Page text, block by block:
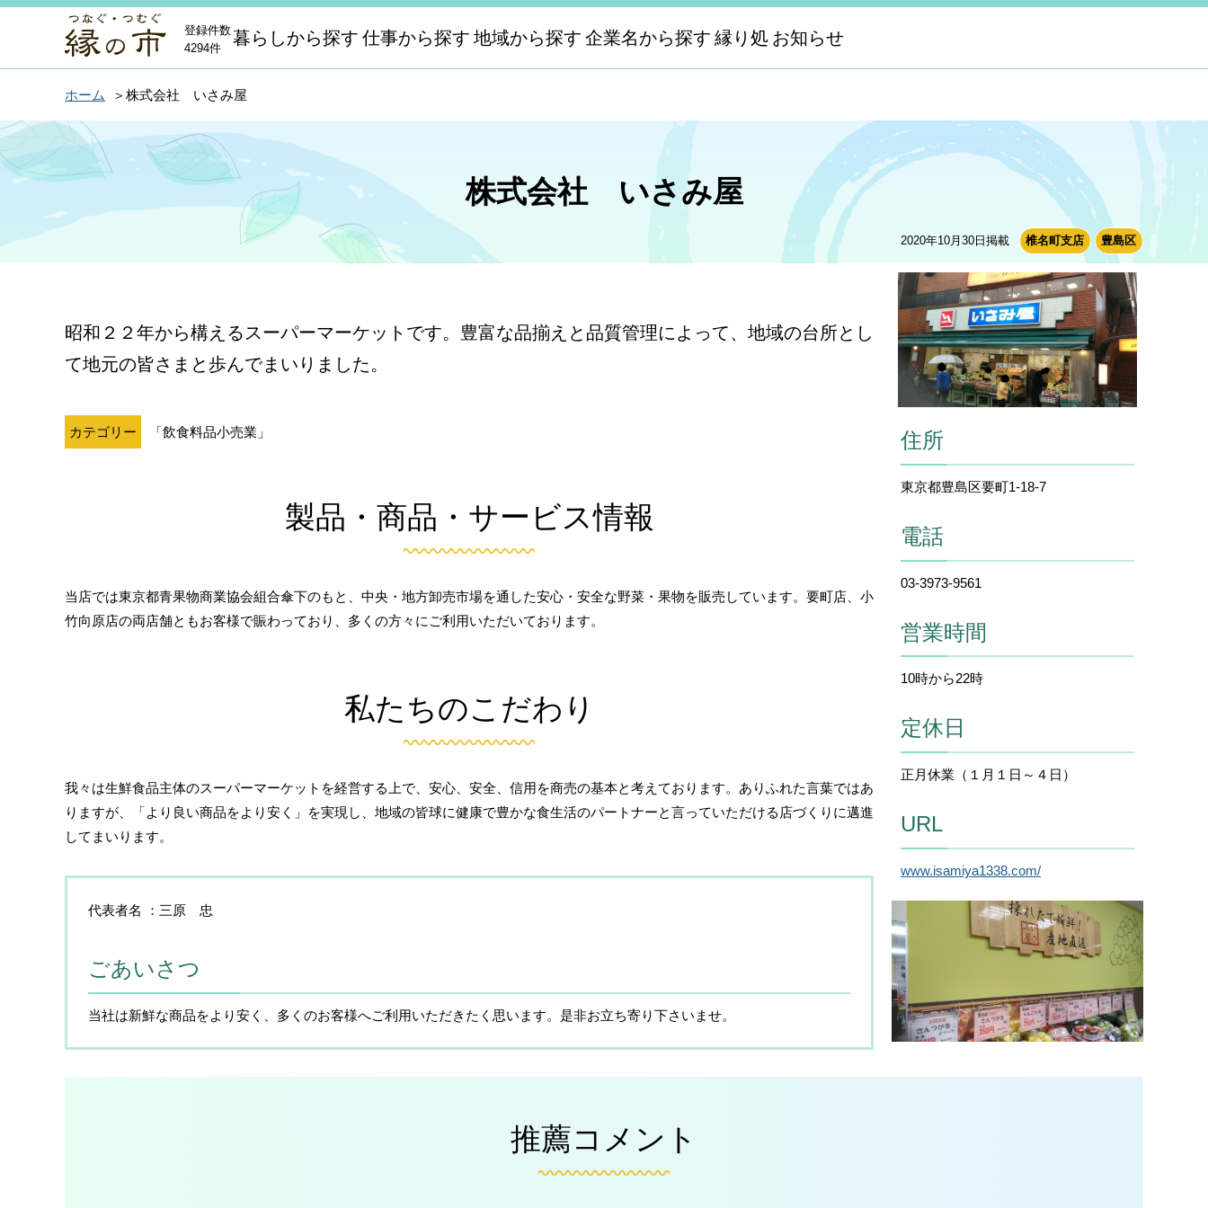
登録件数
4294件
暮らしから探す 仕事から探す 地域から探す 企業名から探す 縁り処 お知らせ
ホーム 株式会社 いさみ屋
2020年10月30日掲載 椎名町支店 豊島区
株式会社 いさみ屋
住所
東京都豊島区要町1-18-7
電話
03-3973-9561
営業時間
10時から22時
定休日
正月休業（１月１日～４日）
URL
www.isamiya1338.com/
昭和２２年から構えるスーパーマーケットです。豊富な品揃えと品質管理によって、地域の台所とし
て地元の皆さまと歩んでまいりました。
カテゴリー 「飲食料品小売業」
製品・商品・サービス情報
当店では東京都青果物商業協会組合傘下のもと、中央・地方卸売市場を通した安心・安全な野菜・果物を販売しています。要町店、小
竹向原店の両店舗ともお客様で賑わっており、多くの方々にご利用いただいております。
私たちのこだわり
我々は生鮮食品主体のスーパーマーケットを経営する上で、安心、安全、信用を商売の基本と考えております。ありふれた言葉ではあ
りますが、「より良い商品をより安く」を実現し、地域の皆球に健康で豊かな食生活のパートナーと言っていただける店づくりに邁進
してまいります。
代表者名 三原 忠
ごあいさつ
当社は新鮮な商品をより安く、多くのお客様へご利用いただきたく思います。是非お立ち寄り下さいませ。
推薦コメント